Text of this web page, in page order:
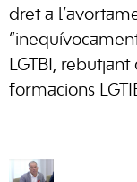
dret a
LGTBI,
formacions